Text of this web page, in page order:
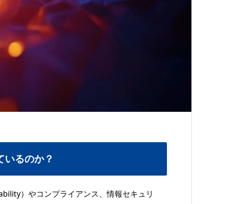
るのか？
）やコンプライアンス、情報セキュリ